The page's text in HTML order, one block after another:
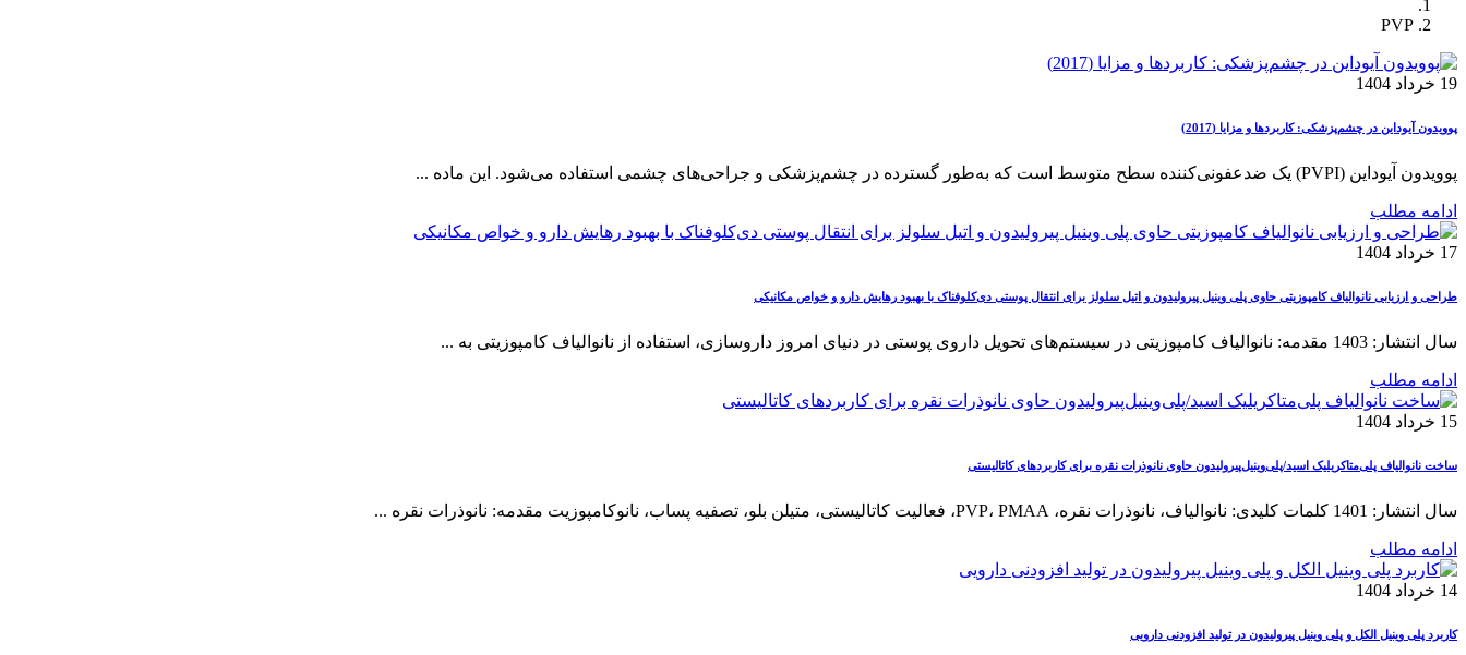
PVP
19 خرداد 1404
پوویدون آیوداین در چشم‌پزشکی: کاربردها و مزایا (2017)
پوویدون آیوداین (PVPI) یک ضدعفونی‌کننده سطح متوسط است که به‌طور گسترده در چشم‌پزشکی و جراحی‌های چشمی استفاده می‌شود. این ماده ...
ادامه مطلب
17 خرداد 1404
طراحی و ارزیابی نانوالیاف کامپوزیتی حاوی پلی وینیل پیرولیدون و اتیل سلولز برای انتقال پوستی دی‌کلوفناک با بهبود رهایش دارو و خواص مکانیکی
سال انتشار: 1403 مقدمه: نانوالیاف کامپوزیتی در سیستم‌های تحویل داروی پوستی در دنیای امروز داروسازی، استفاده از نانوالیاف کامپوزیتی به ...
ادامه مطلب
15 خرداد 1404
ساخت نانوالیاف پلی‌متاکریلیک اسید/پلی‌وینیل‌پیرولیدون حاوی نانوذرات نقره برای کاربردهای کاتالیستی
سال انتشار: 1401 کلمات کلیدی: نانوالیاف، نانوذرات نقره، PVP، PMAA، فعالیت کاتالیستی، متیلن بلو، تصفیه پساب، نانوکامپوزیت مقدمه: نانوذرات نقره ...
ادامه مطلب
14 خرداد 1404
کاربرد پلی وینیل الکل و پلی وینیل پیرولیدون در تولید افزودنی دارویی